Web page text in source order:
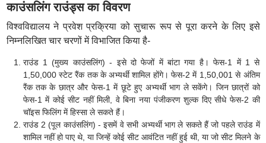
काउंसलिंग राउंड्स का विवरण
विश्वविद्यालय ने प्रवेश प्रक्रिया को सुचारू रूप से पूरा करने के लिए इसे
निम्नलिखित चार चरणों में विभाजित किया है-
राउंड 1 (मुख्य काउंसलिंग) - इसे दो फेजों में बांटा गया है। फेस-1 में 1 से
1,50,000 स्टेट रैंक तक के अभ्यर्थी शामिल होंगे। फेस-2 में 1,50,001 से अंतिम
रैंक तक के छात्र और फेस-1 में छूटे हुए अभ्यर्थी भाग ले सकेंगे। जिन छात्रों को
फेस-1 में कोई सीट नहीं मिली, वे बिना नया पंजीकरण शुल्क दिए सीधे फेस-2 की
चॉइस फिलिंग में हिस्सा ले सकते हैं।
राउंड 2 (पूल काउंसलिंग) - इसमें वे सभी अभ्यर्थी भाग ले सकते हैं जो पहले राउंड में
शामिल नहीं हो पाए थे, या जिन्हें कोई सीट आवंटित नहीं हुई थी, या जो सीट मिलने के